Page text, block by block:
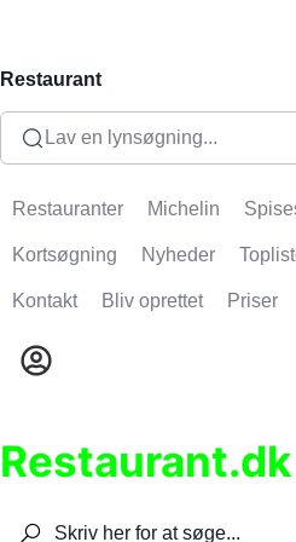
Restaurant
Lav en lynsøgning...
Restauranter Michelin
Kortsøgning Nyheder
Kontakt Bliv oprettet Priser